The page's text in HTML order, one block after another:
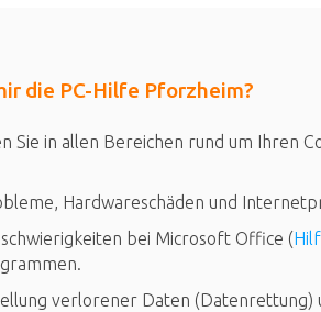
die PC-Hilfe Pforzheim?
Sie in allen Bereichen rund um Ihren
Hardwareschäden und
bei Microsoft Office (
verlorener Daten (Datenrettung)